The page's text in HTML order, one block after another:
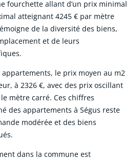
fourchette allant d’un prix minimal
atteignant 4245 € par mètre
de la diversité des biens,
et de leurs
appartements, le prix moyen au m2
à 2326 €, avec des prix oscillant
mètre carré. Ces chiffres
des appartements à Ségus reste
modérée et des biens
dans la commune est